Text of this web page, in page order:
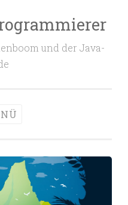
und der Java-